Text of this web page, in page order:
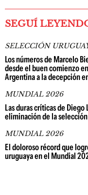
SEGUÍ
SELECCIÓN
Los números de Marcelo
desde el buen comienzo
Argentina a la decepción
MUNDIAL 2026
Las duras críticas de Diego
eliminación de la
MUNDIAL 2026
El doloroso récord que
uruguaya en el Mundial